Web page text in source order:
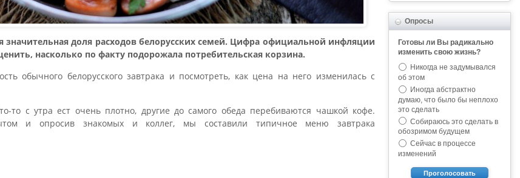
значительная доля расходов белорусских семей. Цифра официальной инфляции
насколько по факту подорожала потребительская корзина.
обычного белорусского завтрака и посмотреть, как цена на него изменилась с
то с утра ест очень плотно, другие до самого обеда перебиваются чашкой кофе.
и опросив знакомых и коллег, мы составили типичное меню завтрака
Опросы
Готовы ли Вы радикально
изменить свою жизнь?
Никогда не задумывался
об этом
Иногда абстрактно
думаю, что было бы неплохо
это сделать
Собираюсь это сделать в
обозримом будущем
Сейчас в процессе
изменений
Проголосовать